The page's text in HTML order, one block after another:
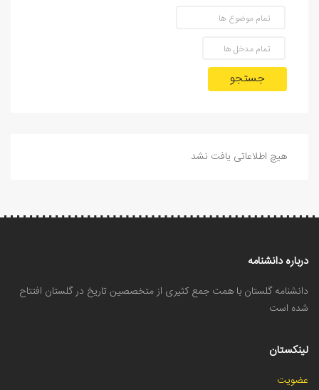
جستجو
هیچ اطلاعاتی یافت نشد
درباره دانشنامه
دانشنامه گلستان با همت جمع کثیری از متخصصین تاریخ در گلستان افتتاح
شده است
لینکستان
عضویت